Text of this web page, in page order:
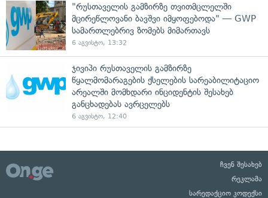
"რუსთაველის გამზირზე თვითმცლელში
მცირეწლოვანი ბავშვი იმყოფებოდა" — GWP
სამართლებრივ ზომებს მიმართავს
6 აგვისტო, 13:32
ჯივიპი რუსთაველის გამზირზე
წყალმომარაგების ქსელების სარეაბილიტაციო
არეალში მომხდარი ინციდენტის შესახებ
განცხადებას ავრცელებს
6 აგვისტო, 12:40
ჩვენ შესახებ
რეკლამა
სარედაქციო კოდექსი